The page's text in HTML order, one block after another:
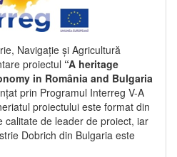
Navigație și Agricultură
proiectul “A heritage
in România and Bulgaria
prin Programul Interreg V-A
proiectului este format din
calitate de leader de proiect, iar
Dobrich din Bulgaria este